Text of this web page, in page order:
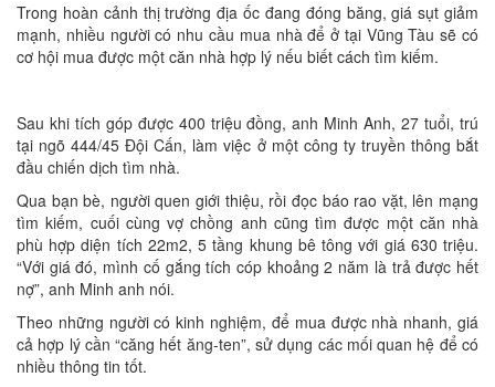
Trong hoàn cảnh thị trường địa ốc đang đóng băng, giá sụt giảm
mạnh, nhiều người có nhu cầu mua nhà để ở tại Vũng Tàu sẽ có
cơ hội mua được một căn nhà hợp lý nếu biết cách tìm kiếm.
Sau khi tích góp được 400 triệu đồng, anh Minh Anh, 27 tuổi, trú
tại ngõ 444/45 Đội Cấn, làm việc ở một công ty truyền thông bắt
đầu chiến dịch tìm nhà.
Qua bạn bè, người quen giới thiệu, rồi đọc báo rao vặt, lên mạng
tìm kiếm, cuối cùng vợ chồng anh cũng tìm được một căn nhà
phù hợp diện tích 22m2, 5 tầng khung bê tông với giá 630 triệu.
“Với giá đó, mình cố gắng tích cóp khoảng 2 năm là trả được hết
nợ”, anh Minh anh nói.
Theo những người có kinh nghiệm, để mua được nhà nhanh, giá
cả hợp lý cần “căng hết ăng-ten”, sử dụng các mối quan hệ để có
nhiều thông tin tốt.